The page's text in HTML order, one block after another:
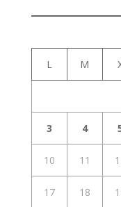
L M
3 4
10 11
17 18